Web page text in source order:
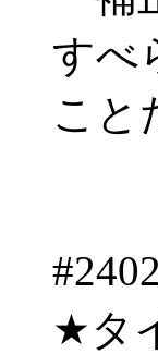
すべ
こと
★タ